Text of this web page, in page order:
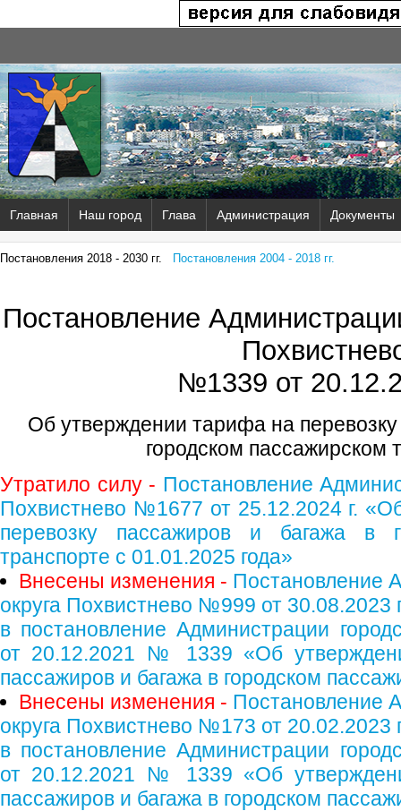
Главная Наш город Глава Администрация Документы
Постановления 2018 - 2030 гг. Постановления 2004 - 2018 гг.
Постановление
№1339 от
Об утверждении тарифа на
городском пассажирском
Утратило силу - Постановление
Похвистнево №1677 от 25.12.2024 г.
перевозку пассажиров и багажа в
транспорте с 01.01.2025 года»
Внесены изменения - Постановление
округа Похвистнево №999 от 30.08.2023
в постановление Администрации
от 20.12.2021 № 1339 «Об
пассажиров и багажа в городском
Внесены изменения - Постановление
округа Похвистнево №173 от 20.02.2023
в постановление Администрации
от 20.12.2021 № 1339 «Об
пассажиров и багажа в городском